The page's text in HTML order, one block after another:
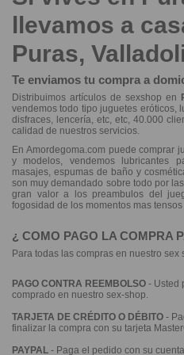
llevamos a
Puras,
Te enviamos tu compra a
Distribuimos artículos de sexshop en
vendemos todo tipo juguetes eróticos,
disfraces, lencería, etc, etc, 40.000
calidad de nuestros servicios.
En Amordegoma.com puede comprar
y modelos, vendemos lubricantes
masajes, espumas de baño y
son muy demandado sobre todo por
gran valor a los preambulos del
fogosidad de los momentos mas
¿ COMO PAGO LA COMPRA
Para todas las compras en nuestro
PAGO CONTRA REEMBOLSO - Usted
comprado en nuestro sex-shop.
TARJETA DE CRÉDITO O DÉBITO -
finalizar la compra con su tarjeta
PAYPAL - Paga el pedido con su